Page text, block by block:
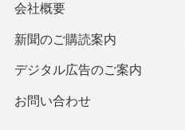
会社概要
新聞のご購読案内
デジタル広告のご案内
お問い合わせ